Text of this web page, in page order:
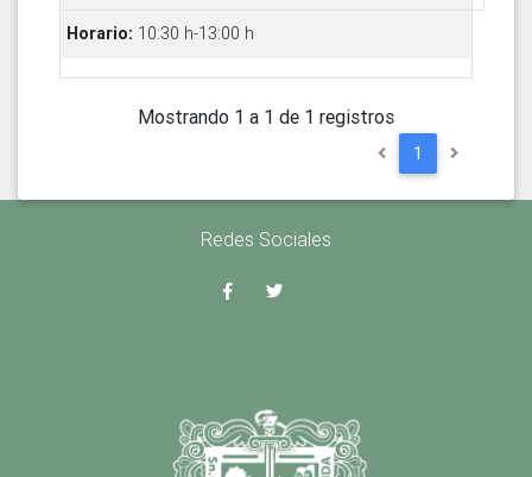
10:30 h-13:00 h
Mostrando 1 a 1 de 1 registros
1
Redes Sociales